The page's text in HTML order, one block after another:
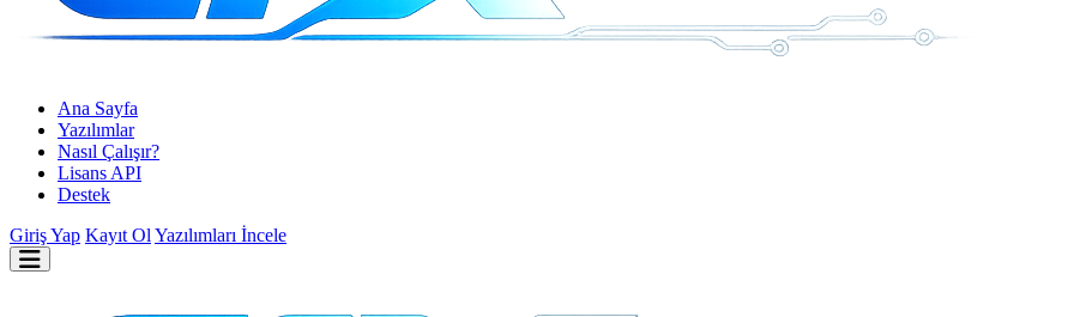
Ana Sayfa
Yazılımlar
Nasıl Çalışır?
Lisans API
Destek
Giriş Yap Kayıt Ol Yazılımları İncele